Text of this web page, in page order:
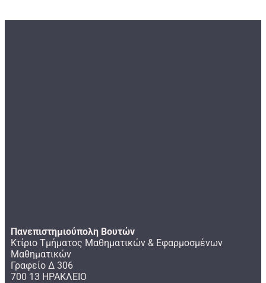
Πανεπιστημιούπολη Βουτών
Κτίριο Τμήματος Μαθηματικών & Εφαρμοσμένων
Μαθηματικών
Γραφείο Δ 306
700 13 ΗΡΑΚΛΕΙΟ